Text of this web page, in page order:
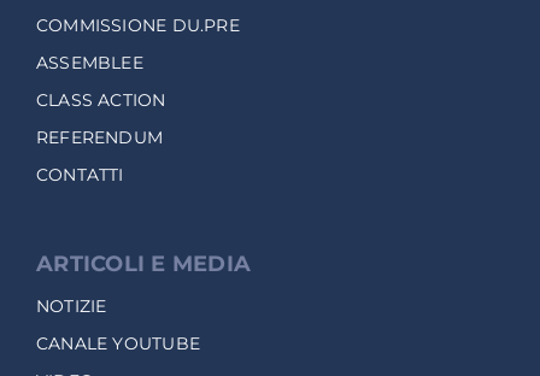
COMMISSIONE DU.PRE
ASSEMBLEE
CLASS ACTION
REFERENDUM
CONTATTI
ARTICOLI E MEDIA
NOTIZIE
CANALE YOUTUBE